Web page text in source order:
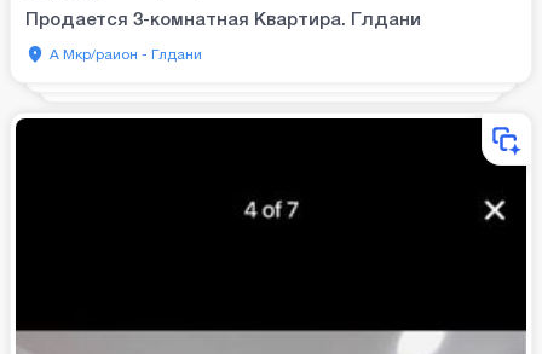
Продается 3-комнатная Квартира. Глдани
А Мкр/раион - Глдани